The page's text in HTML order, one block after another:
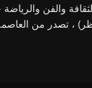
والفن
، تصدر من